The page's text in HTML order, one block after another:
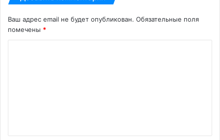
Ваш адрес email не будет опубликован. Обязательные поля
помечены *
т